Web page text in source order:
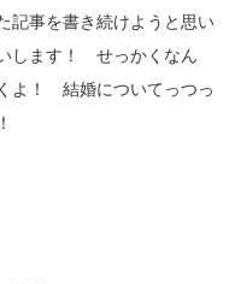
記事を書き続けようと思い
します！ せっかくなん
よ！ 結婚についてっつっ